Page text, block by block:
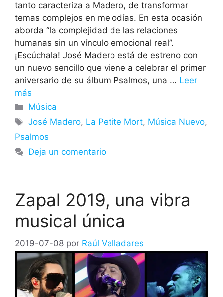
tanto caracteriza a Madero, de transformar
temas complejos en melodías. En esta ocasión
aborda “la complejidad de las relaciones
humanas sin un vínculo emocional real”.
¡Escúchala! José Madero está de estreno con
un nuevo sencillo que viene a celebrar el primer
aniversario de su álbum Psalmos, una … Leer
más
Categorías
Música
Etiquetas
José Madero, La Petite Mort, Música Nuevo,
Psalmos
Deja un comentario
Zapal 2019, una vibra
musical única
2019-07-08 por Raúl Valladares